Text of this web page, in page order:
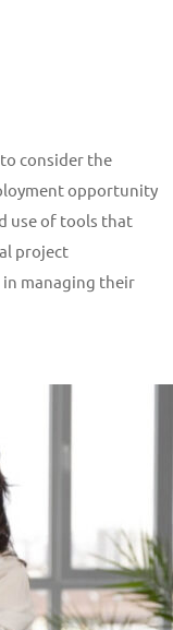
consider the
opportunity
use of tools that
project
managing their